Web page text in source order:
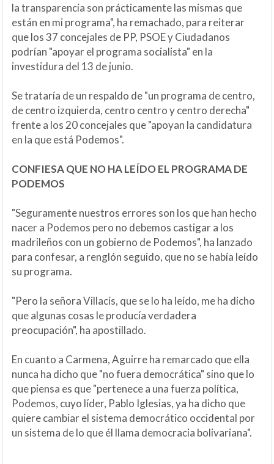
la transparencia son prácticamente las mismas que
están en mi programa", ha remachado, para reiterar
que los 37 concejales de PP, PSOE y Ciudadanos
podrían "apoyar el programa socialista" en la
investidura del 13 de junio.
Se trataría de un respaldo de "un programa de centro,
de centro izquierda, centro centro y centro derecha"
frente a los 20 concejales que "apoyan la candidatura
en la que está Podemos".
CONFIESA QUE NO HA LEÍDO EL PROGRAMA DE
PODEMOS
"Seguramente nuestros errores son los que han hecho
nacer a Podemos pero no debemos castigar a los
madrileños con un gobierno de Podemos", ha lanzado
para confesar, a renglón seguido, que no se había leído
su programa.
"Pero la señora Villacís, que se lo ha leído, me ha dicho
que algunas cosas le producía verdadera
preocupación", ha apostillado.
En cuanto a Carmena, Aguirre ha remarcado que ella
nunca ha dicho que "no fuera democrática" sino que lo
que piensa es que "pertenece a una fuerza política,
Podemos, cuyo líder, Pablo Iglesias, ya ha dicho que
quiere cambiar el sistema democrático occidental por
un sistema de lo que él llama democracia bolivariana".